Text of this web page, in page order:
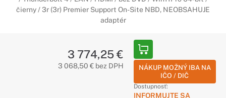
čierny / 3r (3r) Premier Support On-Site NBD, NEOBSAHUJE
adaptér
3 774,25 €
3 068,50 € bez DPH
NÁKUP MOŽNÝ IBA NA
IČO / DIČ
Dostupnosť:
INFORMUJTE SA